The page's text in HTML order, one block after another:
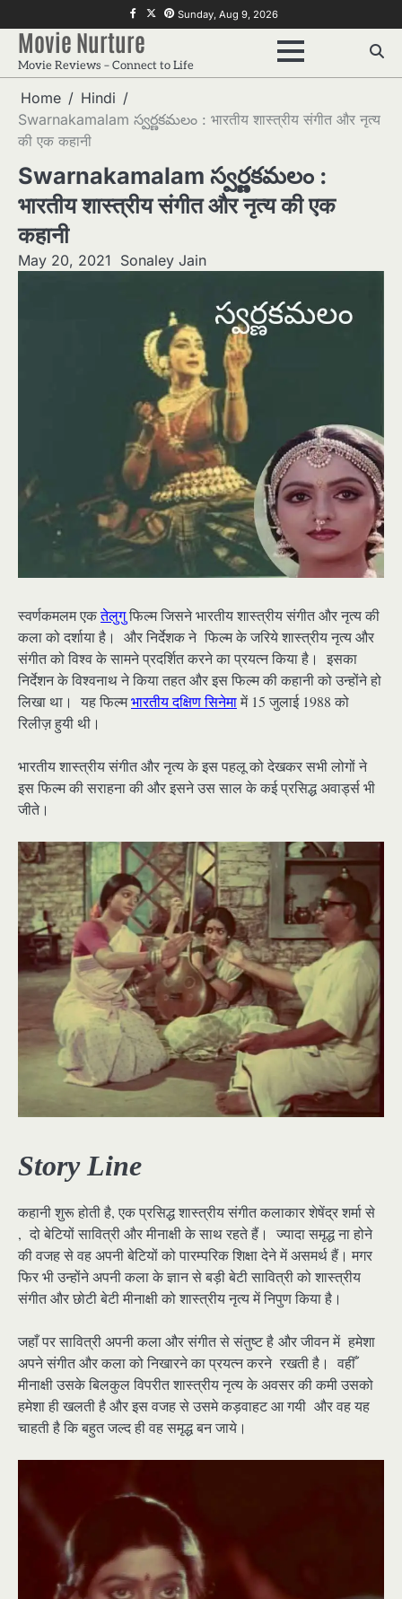
to
content
f twitterpinterest
Sunday, Aug 9, 2026
Movie Nurture
Movie Reviews – Connect to Life
Home
Hindi
Swarnakamalam స్వర్ణకమలం : भारतीय शास्त्रीय संगीत और नृत्य
की एक कहानी
Swarnakamalam స్వర్ణకమలం :
भारतीय शास्त्रीय संगीत और नृत्य की एक
कहानी
May 20, 2021 Sonaley Jain
स्वर्णकमलम एकतेलुगुफिल्म जिसने भारतीय शास्त्रीय संगीत और नृत्य की
कला को दर्शाया है। और निर्देशक ने फिल्म के जरिये शास्त्रीय नृत्य और
संगीत को विश्व के सामने प्रदर्शित करने का प्रयत्न किया है। इसका
निर्देशन के विश्वनाथ ने किया तहत और इस फिल्म की कहानी को उन्होंने हो
लिखा था। यह फिल्मभारतीय दक्षिण सिनेमामें 15 जुलाई 1988 को
रिलीज़ हुयी थी।
भारतीय शास्त्रीय संगीत और नृत्य के इस पहलू को देखकर सभी लोगों ने
इस फिल्म की सराहना की और इसने उस साल के कई प्रसिद्ध अवार्ड्स भी
जीते।
Story Line
कहानी शुरू होती है, एक प्रसिद्ध शास्त्रीय संगीत कलाकार शेषेंद्र शर्मा से
, दो बेटियों सावित्री और मीनाक्षी के साथ रहते हैं। ज्यादा समृद्ध ना होने
की वजह से वह अपनी बेटियों को पारम्परिक शिक्षा देने में असमर्थ हैं। मगर
फिर भी उन्होंने अपनी कला के ज्ञान से बड़ी बेटी सावित्री को शास्त्रीय
संगीत और छोटी बेटी मीनाक्षी को शास्त्रीय नृत्य में निपुण किया है।
जहाँ पर सावित्री अपनी कला और संगीत से संतुष्ट है और जीवन में हमेशा
अपने संगीत और कला को निखारने का प्रयत्न करने रखती है। वहीँ
मीनाक्षी उसके बिलकुल विपरीत शास्त्रीय नृत्य के अवसर की कमी उसको
हमेशा ही खलती है और इस वजह से उसमे कड़वाहट आ गयी और वह यह
चाहती है कि बहुत जल्द ही वह समृद्ध बन जाये।